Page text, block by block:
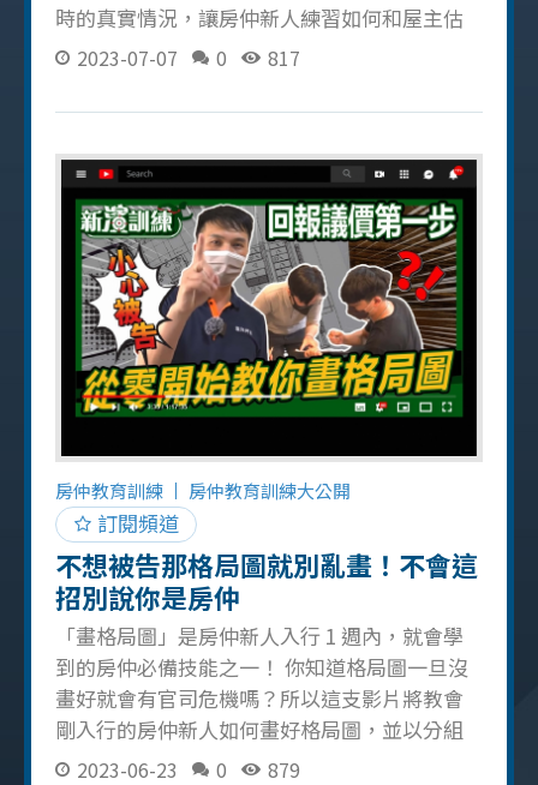
時的真實情況，讓房仲新人練習如何和屋主估
價，演練完成後我會再一起和新人檢討，並整
需要牢記這 3 點！ 具備氣勢，掌握主導權： 要
度，千萬不要順著屋主的接話，否則容易被牽
著鼻子走 誰先出價，誰先輸： 普遍屋主在心中
都有想賣的價格，注意被屋主的試探而自己先
出價，避免出價過高賣不掉還被屋主不信任！
不要害怕和屋主溝通： 要給予自信的回應，屋
主就會不由自主的讓你引導著 提醒各位房仲朋
友們，和屋主溝通時切記要自信！自信！再自
信！ 再加上眼神堅定地和屋主對看，可以加強
你對賣房的渴望和真心，保持真誠成功就是你
的！ 延伸影片：買房糾紛？阿濱現場遭酒瓶攻
擊 ? 帶你了解瑕疵擔保的重要性！避免中古屋糾
紛
2023-07-07 0 817
房仲教育訓練 房仲教育訓練大公開
訂閱頻道
不想被告那格局圖就別亂畫！不會這
招別說你是房仲
「畫格局圖」是房仲新人入行 1 週內，就會學
到的房仲必備技能之一！ 你知道格局圖一旦沒
畫好就會有官司危機嗎？所以這支影片將教會
剛入行的房仲新人如何畫好格局圖，並以分組
討論的方式激發出最好的畫格局圖方法！（關
2023-06-23 0 879